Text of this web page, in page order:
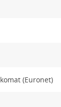
(Euronet)